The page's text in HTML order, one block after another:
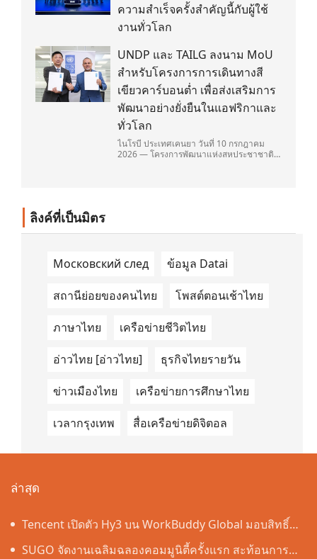
ความสำเร็จครั้งสำคัญนี้กับผู้ใช้
งานทั่วโลก
UNDP และ TAILG ลงนาม MoU
สำหรับโครงการการเดินทางสี
เขียวคาร์บอนต่ำ เพื่อส่งเสริมการ
พัฒนาอย่างยั่งยืนในแอฟริกาและ
ทั่วโลก
ไนโรบี ประเทศเคนยา วันที่ 10 กรกฎาคม
2026 — โครงการพัฒนาแห่งสหประชาชาติ
ลิงค์ที่เป็นมิตร
Московский след ข้อมูล Datai
สถานีย่อยของคนไทย โพสต์ตอนเช้าไทย
ภาษาไทย เครือข่ายชีวิตไทย
อ่าวไทย [อ่าวไทย] ธุรกิจไทยรายวัน
ข่าวเมืองไทย เครือข่ายการศึกษาไทย
เวลากรุงเทพ สื่อเครือข่ายดิจิตอล
ล่าสุด
Tencent เปิดตัว Hy3 บน WorkBuddy Global มอบสิทธิ์
เข้าใช้งาน AI Agentic Workspace ฟรีตลอดเดือนสิงหาคม
SUGO จัดงานเฉลิมฉลองคอมมูนิตี้ครั้งแรก สะท้อนการ